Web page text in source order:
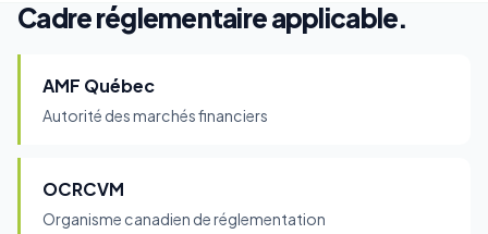
Cadre réglementaire applicable.
AMF Québec
Autorité des marchés financiers
OCRCVM
Organisme canadien de réglementation